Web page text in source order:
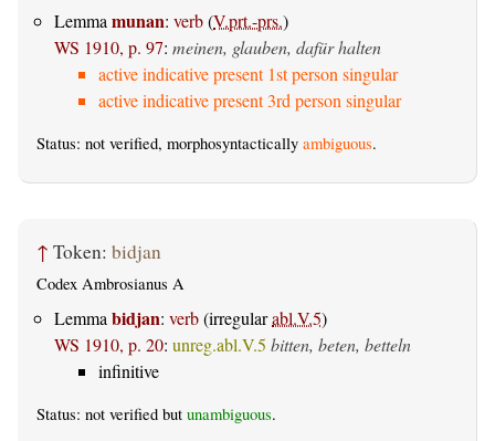
Lemmamunan: verb(V.prt.-prs.)
WS 1910, p. 97: meinen, glauben, dafür halten
active indicative present 1st person singular
active indicative present 3rd person singular
Status: not verified, morphosyntactically ambiguous.
↑ Token: bidjan
Codex Ambrosianus A
Lemma bidjan: verb(irregularabl.V.5)
WS 1910, p. 20: unreg.abl.V.5 bitten, beten, betteln
infinitive
Status: not verified but unambiguous.